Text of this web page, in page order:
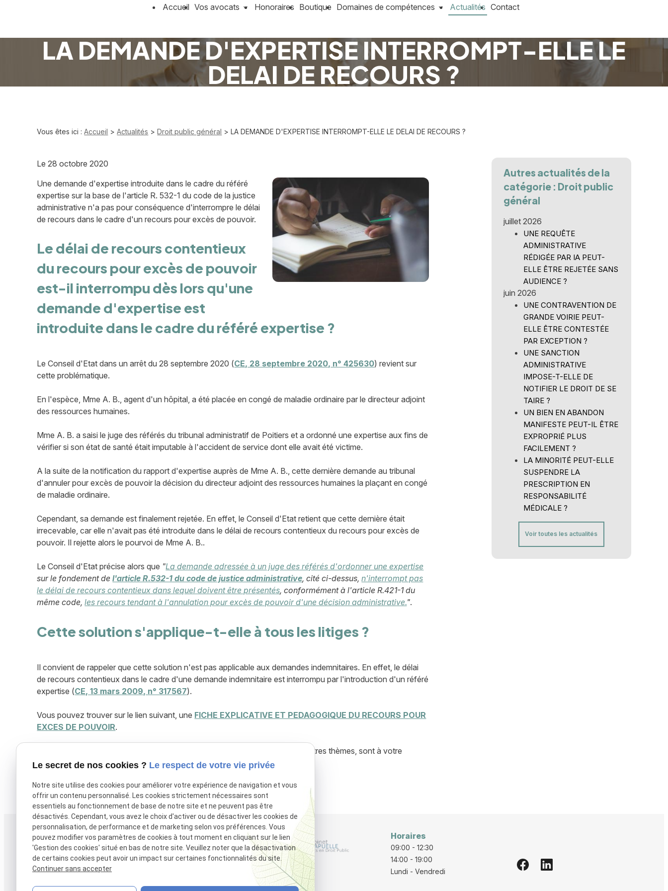
Accueil Vos avocats Honoraires Boutique Domaines de compétences Actualités Contact
LA DEMANDE D'EXPERTISE INTERROMPT-ELLE LE
DELAI DE RECOURS ?
Vous êtes ici : Accueil >Actualités >Droit public général > LA DEMANDE D'EXPERTISE INTERROMPT-ELLE LE DELAI DE RECOURS ?
Le28 octobre 2020
Une demande d'expertise introduite dans le cadre du référé
expertise sur la base de l'article R. 532-1 du code de la justice
administrative n'a pas pour conséquence d'interrompre le délai
de recours dans le cadre d'un recours pour excès de pouvoir.
Le délai de recours contentieux
du recours pour excès de pouvoir
est-il interrompu dès lors qu'une
demande d'expertise est
introduite dans le cadre du référé expertise ?
Le Conseil d'Etat dans un arrêt du 28 septembre 2020 (CE, 28 septembre 2020, n° 425630) revient sur
cette problématique.
En l'espèce, Mme A. B., agent d'un hôpital, a été placée en congé de maladie ordinaire par le directeur adjoint
des ressources humaines.
Mme A. B. a saisi le juge des référés du tribunal administratif de Poitiers et a ordonné une expertise aux fins de
vérifier si son état de santé était imputable à l'accident de service dont elle avait été victime.
A la suite de la notification du rapport d'expertise auprès de Mme A. B., cette dernière demande au tribunal
d'annuler pour excès de pouvoir la décision du directeur adjoint des ressources humaines la plaçant en congé
de maladie ordinaire.
Cependant, sa demande est finalement rejetée. En effet, le Conseil d'Etat retient que cette dernière était
irrecevable, car elle n'avait pas été introduite dans le délai de recours contentieux du recours pour excès de
pouvoir. Il rejette alors le pourvoi de Mme A. B..
Le Conseil d'Etat précise alors que "La demande adressée à un juge des référés d'ordonner une expertise
sur le fondement del'article R.532-1 du code de justice administrative, cité ci-dessus,n'interrompt pas
le délai de recours contentieux dans lequel doivent être présentés, conformément à l'article R.421-1 du
même code,les recours tendant à l'annulation pour excès de pouvoir d'une décision administrative.".
Cette solution s'applique-t-elle à tous les litiges ?
Il convient de rappeler que cette solution n'est pas applicable aux demandes indemnitaires. En effet, le délai
de recours contentieux dans le cadre d'une demande indemnitaire est interrompu par l'introduction d'un référé
expertise (CE, 13 mars 2009, n° 317567).
Vous pouvez trouver sur le lien suivant, une FICHE EXPLICATIVE ET PEDAGOGIQUE DU RECOURS POUR
EXCES DE POUVOIR.
De nombreux autres modèles de courriers, notes juridiques et guides, sur d'autres thèmes, sont à votre
disposition sur le siteLapuelle Juridique.
X (formerly Twitter) est désactivé. Autoriser Facebook est désactivé. Autoriser
Autres actualités de la
catégorie : Droit public
général
juillet 2026
UNE REQUÊTE
ADMINISTRATIVE
RÉDIGÉE PAR IA PEUT-
ELLE ÊTRE REJETÉE SANS
AUDIENCE ?
juin 2026
UNE CONTRAVENTION DE
GRANDE VOIRIE PEUT-
ELLE ÊTRE CONTESTÉE
PAR EXCEPTION ?
UNE SANCTION
ADMINISTRATIVE
IMPOSE-T-ELLE DE
NOTIFIER LE DROIT DE SE
TAIRE ?
UN BIEN EN ABANDON
MANIFESTE PEUT-IL ÊTRE
EXPROPRIÉ PLUS
FACILEMENT ?
LA MINORITÉ PEUT-ELLE
SUSPENDRE LA
PRESCRIPTION EN
RESPONSABILITÉ
MÉDICALE ?
Voir toutes les actualités
Téléphone
05 61 38 27 17
Adresse
38 rue Alsace-Lorraine
31000 TOULOUSE
Horaires
09:00 - 12:30
14:00 - 19:00
Lundi - Vendredi
Le secret de nos cookies ? Le respect de votre vie privée
Notre site utilise des cookies pour améliorer votre expérience de navigation et vous
offrir un contenu personnalisé. Les cookies strictement nécessaires sont
essentiels au fonctionnement de base de notre site et ne peuvent pas être
désactivés. Cependant, vous avez le choix d'activer ou de désactiver les cookies de
personnalisation, de performance et de marketing selon vos préférences. Vous
pouvez modifier vos paramètres de cookies à tout moment en cliquant sur le lien
'Gestion des cookies' situé en bas de notre site. Veuillez noter que la désactivation
de certains cookies peut avoir un impact sur certaines fonctionnalités du site.
Continuer sans accepter